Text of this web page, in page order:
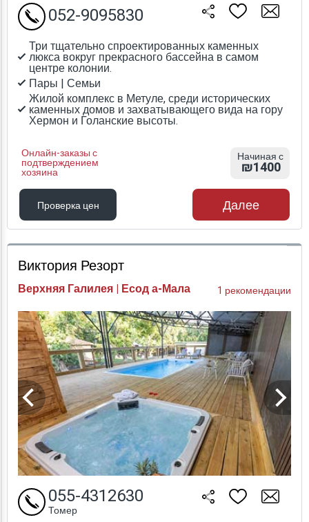
Три тщательно спроектированных каменных
люкса вокруг прекрасного бассейна в самом
центре колонии.
Пары | Семьи
Жилой комплекс в Метуле, среди исторических
каменных домов и захватывающего вида на гору
Хермон и Голанские высоты.
Онлайн-заказы с
подтверждением
хозяина
052-9095830
Начиная с
₪1400
Проверка цен
Проверка цен
Далее
Виктория Резорт
Верхняя Галилея | Есод а-Мала 1 рекомендации
055-4312630
Томер